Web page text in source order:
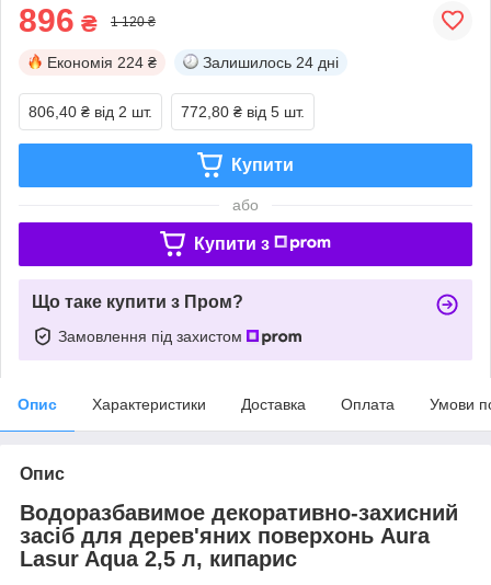
896 ₴ 1 120 ₴
Економія 224 ₴ Залишилось 24 дні
806,40 ₴ від 2 шт. 772,80 ₴ від 5 шт.
Купити
або
Купити з
Що таке купити з Пром?
Замовлення під захистом
Опис Характеристики Доставка Оплата Умови
Опис
Водоразбавимое декоративно-захисний
засіб для дерев'яних поверхонь Aura
Lasur Aqua 2,5 л, кипарис